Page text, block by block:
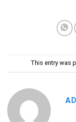
This entry was